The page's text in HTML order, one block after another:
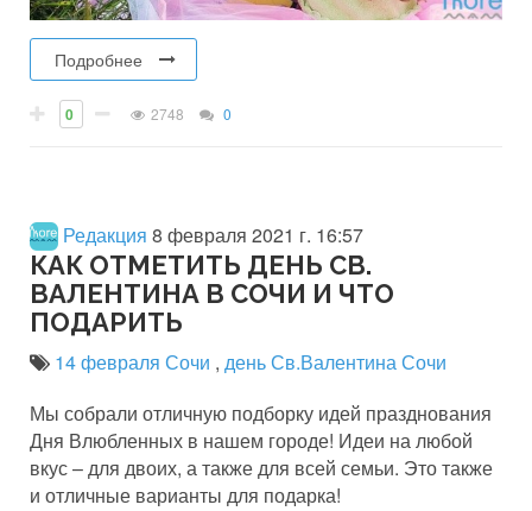
Подробнее
0 2748 0
Редакция 8 февраля 2021 г. 16:57
КАК ОТМЕТИТЬ ДЕНЬ СВ.
ВАЛЕНТИНА В СОЧИ И ЧТО
ПОДАРИТЬ
14 февраля Сочи , день Св.Валентина Сочи
Мы собрали отличную подборку идей празднования
Дня Влюбленных в нашем городе! Идеи на любой
вкус – для двоих, а также для всей семьи. Это также
и отличные варианты для подарка!